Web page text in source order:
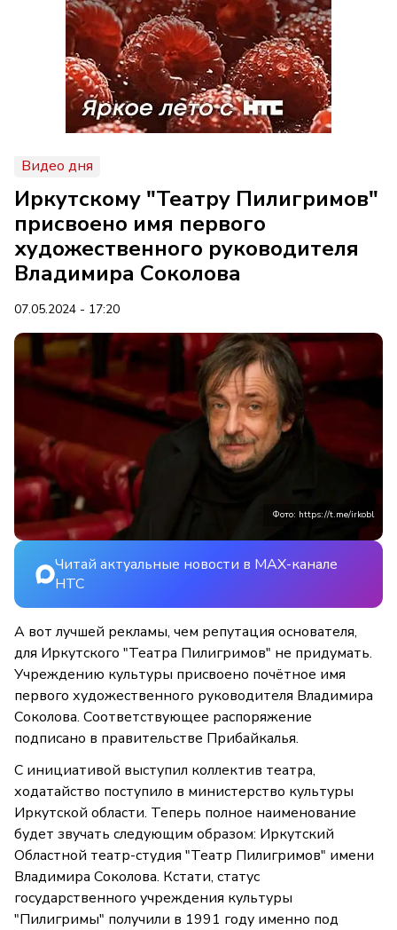
Видео дня
Иркутскому "Театру Пилигримов"
присвоено имя первого
художественного руководителя
Владимира Соколова
07.05.2024 - 17:20
Фото: https://t.me/irkobl
Читай актуальные новости в MAX-канале
НТС
А вот лучшей рекламы, чем репутация основателя,
для Иркутского "Театра Пилигримов" не придумать.
Учреждению культуры присвоено почётное имя
первого художественного руководителя Владимира
Соколова. Соответствующее распоряжение
подписано в правительстве Прибайкалья.
С инициативой выступил коллектив театра,
ходатайство поступило в министерство культуры
Иркутской области. Теперь полное наименование
будет звучать следующим образом: Иркутский
Областной театр-студия "Театр Пилигримов" имени
Владимира Соколова. Кстати, статус
государственного учреждения культуры
"Пилигримы" получили в 1991 году именно под